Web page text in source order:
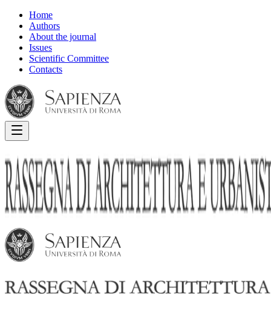
Home
Authors
About the journal
Issues
Scientific Committee
Contacts